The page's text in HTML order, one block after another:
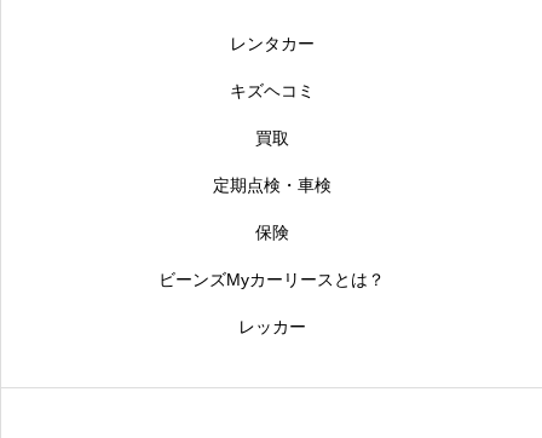
レンタカー
キズヘコミ
買取
定期点検・車検
保険
ビーンズMyカーリースとは？
レッカー